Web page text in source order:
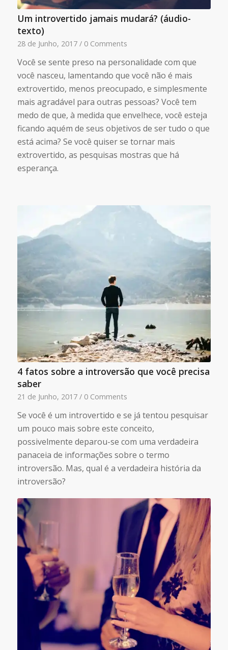
Um introvertido jamais mudará? (áudio-
texto)
28 de Junho, 2017 / 0 Comments
Você se sente preso na personalidade com que
você nasceu, lamentando que você não é mais
extrovertido, menos preocupado, e simplesmente
mais agradável para outras pessoas? Você tem
medo de que, à medida que envelhece, você esteja
ficando aquém de seus objetivos de ser tudo o que
está acima? Se você quiser se tornar mais
extrovertido, as pesquisas mostras que há
esperança.
4 fatos sobre a introversão que você precisa
saber
21 de Junho, 2017 / 0 Comments
Se você é um introvertido e se já tentou pesquisar
um pouco mais sobre este conceito,
possivelmente deparou-se com uma verdadeira
panaceia de informações sobre o termo
introversão. Mas, qual é a verdadeira história da
introversão?